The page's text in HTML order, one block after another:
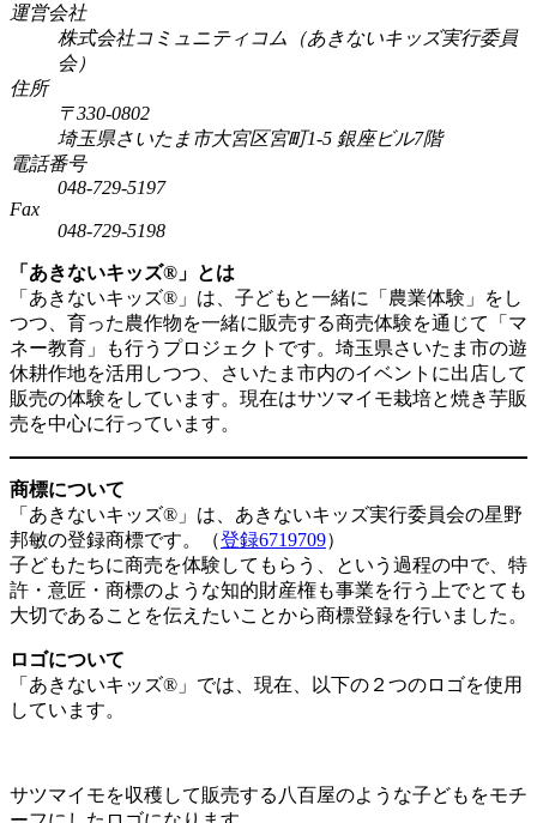
運営会社
株式会社コミュニティコム（あきないキッズ実行委員
会）
住所
〒330-0802
埼玉県さいたま市大宮区宮町1-5 銀座ビル7階
電話番号
048-729-5197
Fax
048-729-5198
「あきないキッズ®」とは
「あきないキッズ®」は、子どもと一緒に「農業体験」をし
つつ、育った農作物を一緒に販売する商売体験を通じて「マ
ネー教育」も行うプロジェクトです。埼玉県さいたま市の遊
休耕作地を活用しつつ、さいたま市内のイベントに出店して
販売の体験をしています。現在はサツマイモ栽培と焼き芋販
売を中心に行っています。
商標について
「あきないキッズ®」は、あきないキッズ実行委員会の星野
邦敏の登録商標です。（登録6719709）
子どもたちに商売を体験してもらう、という過程の中で、特
許・意匠・商標のような知的財産権も事業を行う上でとても
大切であることを伝えたいことから商標登録を行いました。
ロゴについて
「あきないキッズ®」では、現在、以下の２つのロゴを使用
しています。
サツマイモを収穫して販売する八百屋のような子どもをモチ